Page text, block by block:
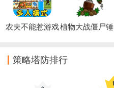
农夫不能惹游戏植物大战僵尸锤
策略塔防排行